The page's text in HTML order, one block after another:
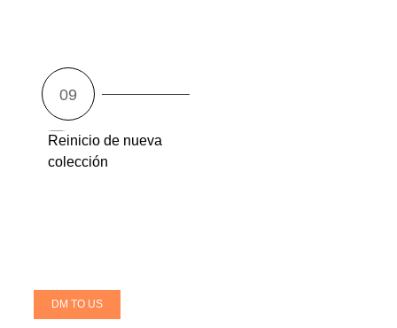
Reinicio de nueva
colección
DM TO US